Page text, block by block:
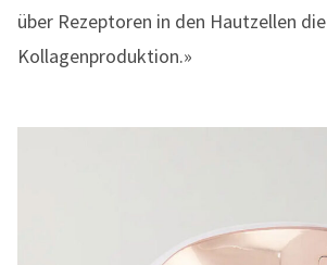
über Rezeptoren in den Hautzellen die
Kollagenproduktion.»